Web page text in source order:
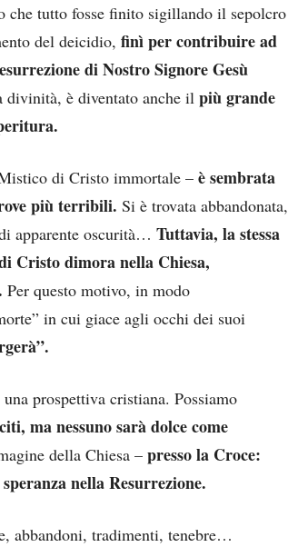
che tutto fosse finito sigillando il sepolcro
del deicidio, finì per contribuire ad
di Nostro Signore Gesù
divinità, è diventato anche il più grande
di Cristo immortale – è sembrata
più terribili. Si è trovata abbandonata,
apparente oscurità… Tuttavia, la stessa
Cristo dimora nella Chiesa,
Per questo motivo, in modo
in cui giace agli occhi dei suoi
una prospettiva cristiana. Possiamo
ma nessuno sarà dolce come
della Chiesa – presso la Croce:
nella Resurrezione.
abbandoni, tradimenti, tenebre…